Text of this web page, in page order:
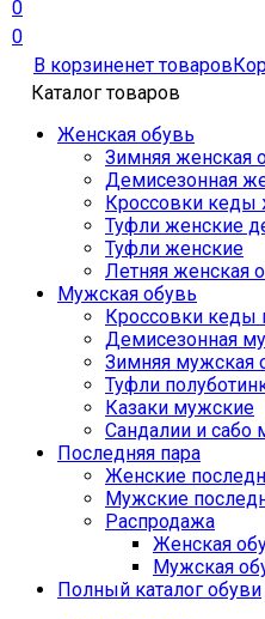
0
0
В корзиненет товаров
Каталог товаров
Женская обувь
Зимняя женская
Демисезонная
Кроссовки кеды
Туфли женские
Туфли женские
Летняя женская
Мужская обувь
Кроссовки кеды
Демисезонная
Зимняя мужская
Туфли
Казаки мужские
Сандалии и сабо
Последняя пара
Женские
Мужские
Распродажа
Женская
Мужская
Полный каталог обуви